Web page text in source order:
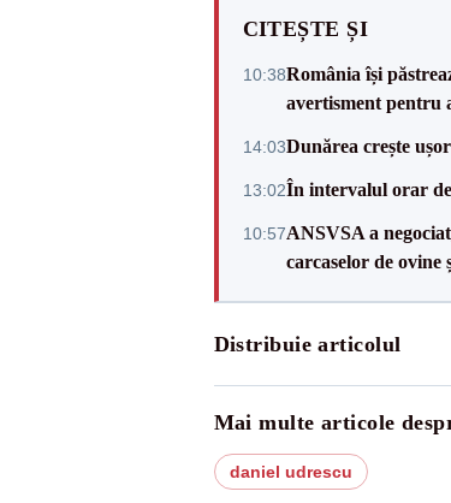
CITEȘTE ȘI
10:38România își
avertisment pentru
14:03Dunărea crește
13:02În intervalul orar de
10:57ANSVSA a
carcaselor de ovine
Distribuie articolul
Mai multe articole
daniel udrescu